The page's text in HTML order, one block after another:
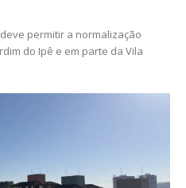
permitir a normalização
do Ipê e em parte da Vila